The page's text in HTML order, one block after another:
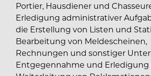
Portier, Hausdiener und
Erledigung administrativer
die Erstellung von Listen und
Bearbeitung von Meldescheinen,
Rechnungen und sonstiger
Entgegennahme und Erledigung